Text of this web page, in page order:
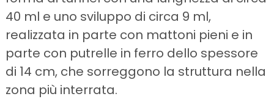
40 ml e uno sviluppo di circa 9 ml,
realizzata in parte con mattoni pieni e in
parte con putrelle in ferro dello spessore
di 14 cm, che sorreggono la struttura nella
zona più interrata.